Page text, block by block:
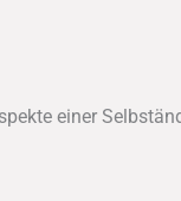
einer